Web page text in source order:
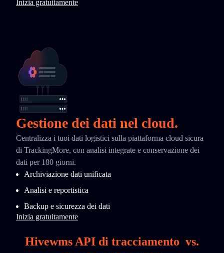
Inizia gratuitamente
Gestione dei dati nel cloud.
Centralizza i tuoi dati logistici sulla piattaforma cloud sicura
di TrackingMore, con analisi integrate e conservazione dei
dati per 180 giorni.
Archiviazione dati unificata
Analisi e reportistica
Backup e sicurezza dei dati
Inizia gratuitamente
Hivewms API di tracciamento vs.